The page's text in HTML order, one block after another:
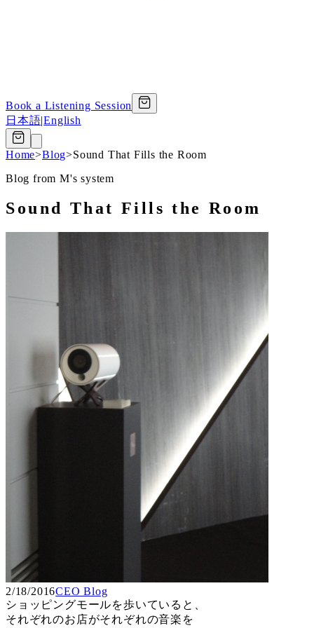
Book a Listening Session
日本語|English
Home>Blog>Sound That Fills the Room
Blog from M's system
Sound That Fills the Room
2/18/2016CEO Blog
ショッピングモールを歩いていると、
それぞれのお店がそれぞれの音楽を